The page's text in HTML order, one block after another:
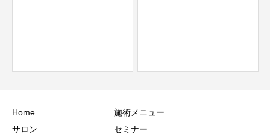
Home
サロン
施術メニュー
セミナー